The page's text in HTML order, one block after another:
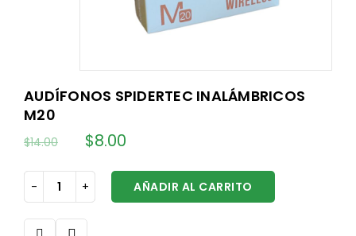
AUDÍFONOS SPIDERTEC INALÁMBRICOS
M20
$14.00 $8.00
AÑADIR AL CARRITO